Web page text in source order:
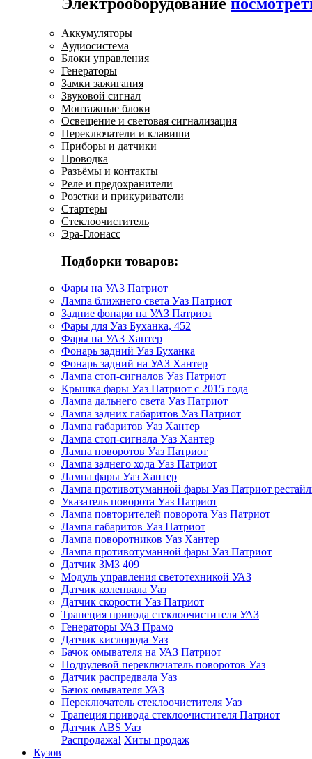
Аккумуляторы
Аудиосистема
Блоки управления
Генераторы
Замки зажигания
Звуковой сигнал
Монтажные блоки
Освещение и световая сигнализация
Переключатели и клавиши
Приборы и датчики
Проводка
Разъёмы и контакты
Реле и предохранители
Розетки и прикуриватели
Стартеры
Стеклоочиститель
Эра-Глонасс
Подборки товаров:
Фары на УАЗ Патриот
Лампа ближнего света Уаз Патриот
Задние фонари на УАЗ Патриот
Фары для Уаз Буханка, 452
Фары на УАЗ Хантер
Фонарь задний Уаз Буханка
Фонарь задний на УАЗ Хантер
Лампа стоп-сигналов Уаз Патриот
Крышка фары Уаз Патриот с 2015 года
Лампа дальнего света Уаз Патриот
Лампа задних габаритов Уаз Патриот
Лампа габаритов Уаз Хантер
Лампа стоп-сигнала Уаз Хантер
Лампа поворотов Уаз Патриот
Лампа заднего хода Уаз Патриот
Лампа фары Уаз Хантер
Лампа противотуманной фары Уаз Патриот
Указатель поворота Уаз Патриот
Лампа повторителей поворота Уаз Патриот
Лампа габаритов Уаз Патриот
Лампа поворотников Уаз Хантер
Лампа противотуманной фары Уаз Патриот
Датчик ЗМЗ 409
Модуль управления светотехникой УАЗ
Датчик коленвала Уаз
Датчик скорости Уаз Патриот
Трапеция привода стеклоочистителя УАЗ
Генераторы УАЗ Прамо
Датчик кислорода Уаз
Бачок омывателя на УАЗ Патриот
Подрулевой переключатель поворотов Уаз
Датчик распредвала Уаз
Бачок омывателя УАЗ
Переключатель стеклоочистителя Уаз
Трапеция привода стеклоочистителя Патриот
Датчик ABS Уаз
Распродажа! Хиты продаж
Кузов